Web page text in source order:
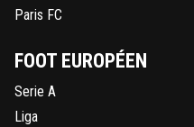
Paris FC
FOOT EUROPÉEN
Serie A
Liga